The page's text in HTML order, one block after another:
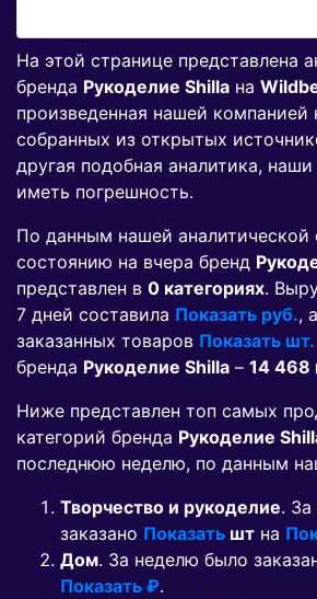
На этой странице представлена
бренда Рукоделие Shilla на
произведенная нашей компанией
собранных из открытых
другая подобная аналитика,
иметь погрешность.
По данным нашей аналитической
состоянию на вчера бренд
представлен в 0 категориях.
7 дней составила Показать руб.,
заказанных товаров Показать шт.
бренда Рукоделие Shilla – 14 468
Ниже представлен топ самых
категорий бренда Рукоделие
последнюю неделю, по данным
Творчество и рукоделие.
заказано Показать шт на
Дом. За неделю было
Показать ₽.